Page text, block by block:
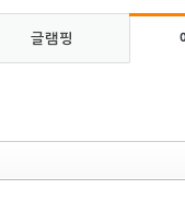
글램핑